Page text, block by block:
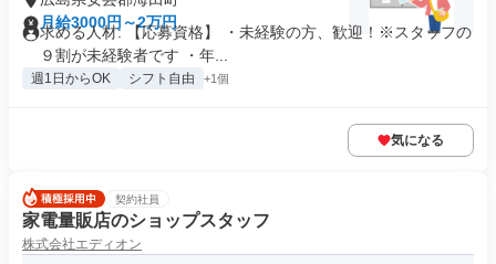
月給3000円～2万円
求める人材: 【応募資格】 ・未経験の方、歓迎！※スタッフの
９割が未経験者です ・年...
週1日からOK シフト自由 +1個
気になる
契約社員
家電量販店のショップスタッフ
株式会社エディオン